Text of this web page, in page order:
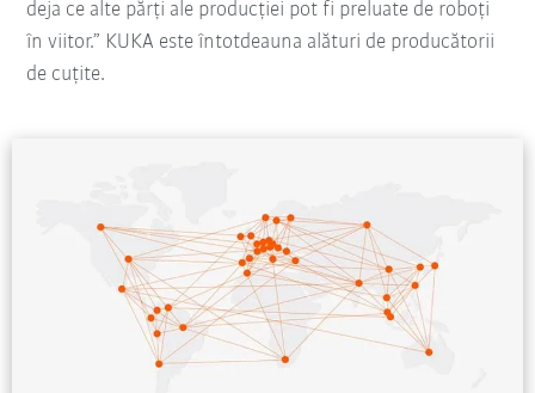
deja ce alte părți ale producției pot fi preluate de roboți
în viitor.” KUKA este întotdeauna alături de producătorii
de cuțite.